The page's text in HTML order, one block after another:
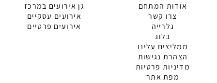
אודות המתחם
צרו קשר
גלרייה
בלוג
ממליצים עלינו
הצהרת נגישות
מדיניות פרטיות
מפת אתר
גן אירועים במרכז
אירועים עסקיים
אירועים פרטיים